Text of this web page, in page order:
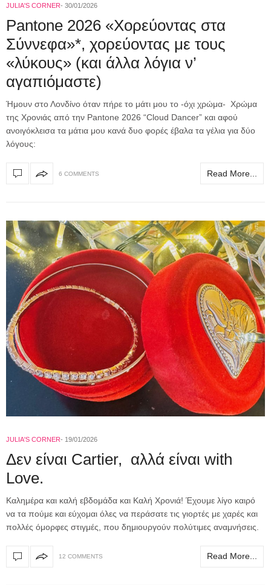
JULIA'S CORNER 30/01/2026
Pantone 2026 «Χορεύοντας στα
Σύννεφα»*, χορεύοντας με τους
«λύκους» (και άλλα λόγια ν’
αγαπιόμαστε)
Ήμουν στο Λονδίνο όταν πήρε το μάτι μου το -όχι χρώμα- Χρώμα
της Χρονιάς από την Pantone 2026 “Cloud Dancer” και αφού
ανοιγόκλεισα τα μάτια μου κανά δυο φορές έβαλα τα γέλια για δύο
λόγους:
6 COMMENTS Read More...
JULIA'S CORNER 19/01/2026
Δεν είναι Cartier, αλλά είναι with
Love.
Καλημέρα και καλή εβδομάδα και Καλή Χρονιά! Έχουμε λίγο καιρό
να τα πούμε και εύχομαι όλες να περάσατε τις γιορτές με χαρές και
πολλές όμορφες στιγμές, που δημιουργούν πολύτιμες αναμνήσεις.
12 COMMENTS Read More...